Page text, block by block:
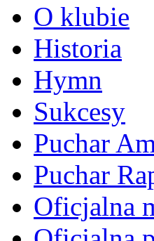
O klubie
Historia
Hymn
Sukcesy
Puchar
Puchar
Oficjalna